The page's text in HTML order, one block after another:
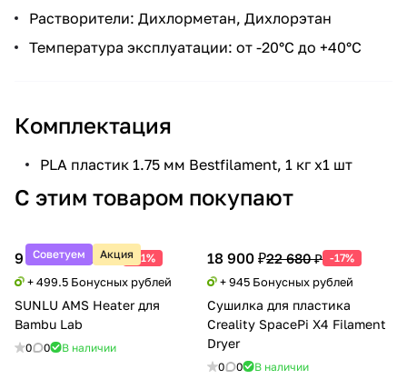
Растворители: Дихлорметан, Дихлорэтан
Температура эксплуатации: от -20°С до +40°С
Комплектация
PLA пластик 1.75 мм Bestfilament, 1 кг х1 шт
С этим товаром покупают
Советуем Акция
9 990 ₽20 388 ₽ -51%
+ 499.5 Бонусных рублей
SUNLU AMS Heater для
Bambu Lab
0 0 В наличии
18 900 ₽22 680 ₽ -17%
+ 945 Бонусных рублей
Сушилка для пластика
Creality SpacePi X4 Filament
Dryer
0 0 В наличии